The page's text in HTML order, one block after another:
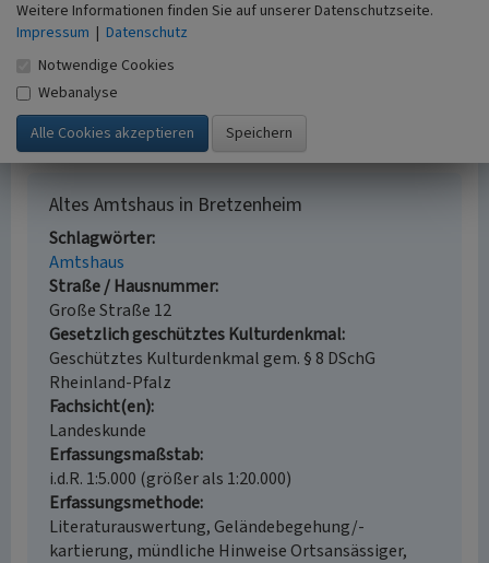
Denkmalverzeichnis Kreis Bad Kreuznach, 22. Mai
2023. Mainz. Online verfügbar:
denkmallisten.gdke.rlp.de/Bad Kreuznach
Schneider, Hans (2015)
Bretzenheim.
Altes Amtshaus in Bretzenheim
Schlagwörter
Amtshaus
Straße / Hausnummer
Große Straße 12
Gesetzlich geschütztes Kulturdenkmal
Geschütztes Kulturdenkmal gem. § 8 DSchG
Rheinland-Pfalz
Fachsicht(en)
Landeskunde
Erfassungsmaßstab
i.d.R. 1:5.000 (größer als 1:20.000)
Erfassungsmethode
Literaturauswertung, Geländebegehung/-
kartierung, mündliche Hinweise Ortsansässiger,
Weitere Informationen finden Sie auf unserer Datenschutzseite.
Impressum | Datenschutz
Notwendige Cookies
Webanalyse